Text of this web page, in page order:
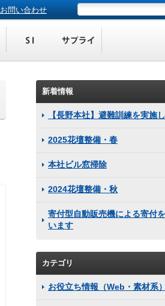
お問い合わせ
新着情報
【長野本社】避難訓練を実施
2025花壇整備・春
本社ビル窓掃除
2024花壇整備・秋
寄付型自動販売機による寄付
います
カテゴリ
お役立ち情報（Web・素材系）